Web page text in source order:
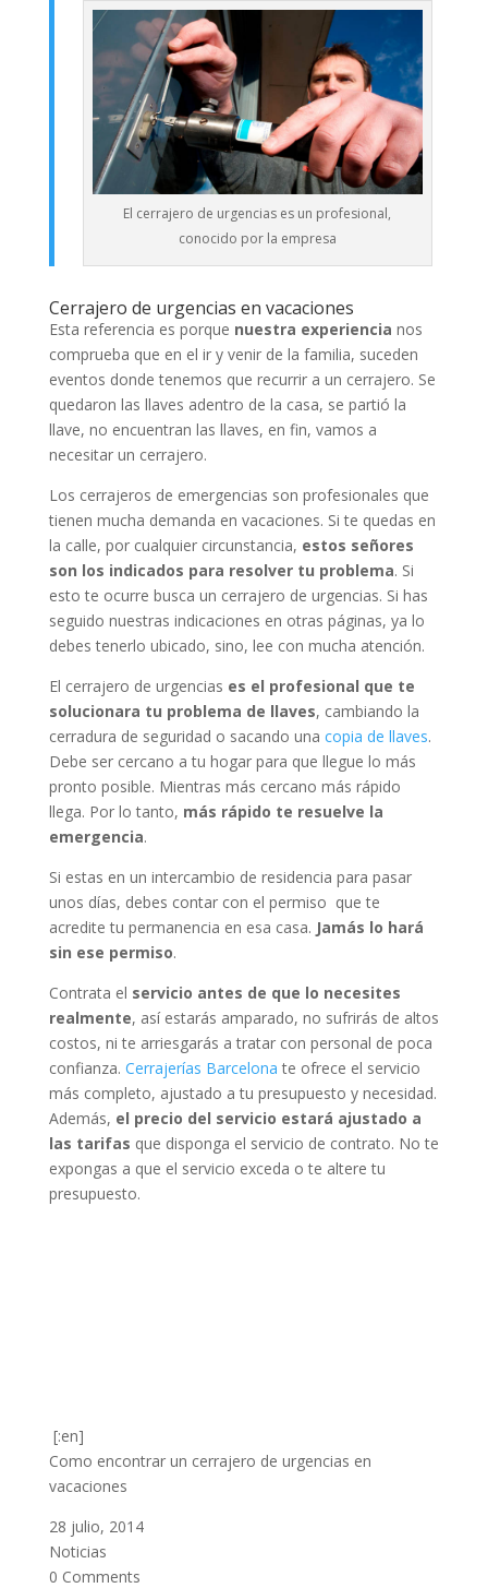
El cerrajero de urgencias es un profesional,
conocido por la empresa
Cerrajero de urgencias en vacaciones
Esta referencia es porque nuestra experiencia nos
comprueba que en el ir y venir de la familia, suceden
eventos donde tenemos que recurrir a un cerrajero. Se
quedaron las llaves adentro de la casa, se partió la
llave, no encuentran las llaves, en fin, vamos a
necesitar un cerrajero.
Los cerrajeros de emergencias son profesionales que
tienen mucha demanda en vacaciones. Si te quedas en
la calle, por cualquier circunstancia, estos señores
son los indicados para resolver tu problema. Si
esto te ocurre busca un cerrajero de urgencias. Si has
seguido nuestras indicaciones en otras páginas, ya lo
debes tenerlo ubicado, sino, lee con mucha atención.
El cerrajero de urgencias es el profesional que te
solucionara tu problema de llaves, cambiando la
cerradura de seguridad o sacando una copia de llaves.
Debe ser cercano a tu hogar para que llegue lo más
pronto posible. Mientras más cercano más rápido
llega. Por lo tanto, más rápido te resuelve la
emergencia.
Si estas en un intercambio de residencia para pasar
unos días, debes contar con el permiso que te
acredite tu permanencia en esa casa. Jamás lo hará
sin ese permiso.
Contrata el servicio antes de que lo necesites
realmente, así estarás amparado, no sufrirás de altos
costos, ni te arriesgarás a tratar con personal de poca
confianza. Cerrajerías Barcelona te ofrece el servicio
más completo, ajustado a tu presupuesto y necesidad.
Además, el precio del servicio estará ajustado a
las tarifas que disponga el servicio de contrato. No te
expongas a que el servicio exceda o te altere tu
presupuesto.
[:en]
Como encontrar un cerrajero de urgencias en
vacaciones
28 julio, 2014
Noticias
0 Comments